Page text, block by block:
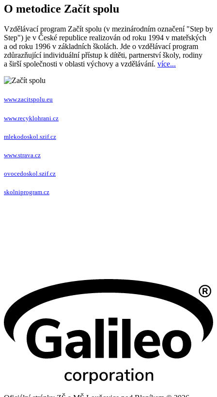
O metodice Začít spolu
Vzdělávací program Začít spolu (v mezinárodním označení "Step by
Step") je v České republice realizován od roku 1994 v mateřských
a od roku 1996 v základních školách. Jde o vzdělávací program
zdůrazňující individuální přístup k dítěti, partnerství školy, rodiny
a širší společnosti v oblasti výchovy a vzdělávání. více...
www.zacitspolu.eu
www.recyklohrani.cz
mlekodoskol.szif.cz
www.strava.cz
ovocedoskol.szif.cz
skolniprogram.cz